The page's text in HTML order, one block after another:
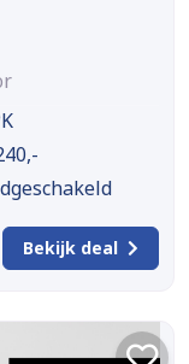
Bekijk deal